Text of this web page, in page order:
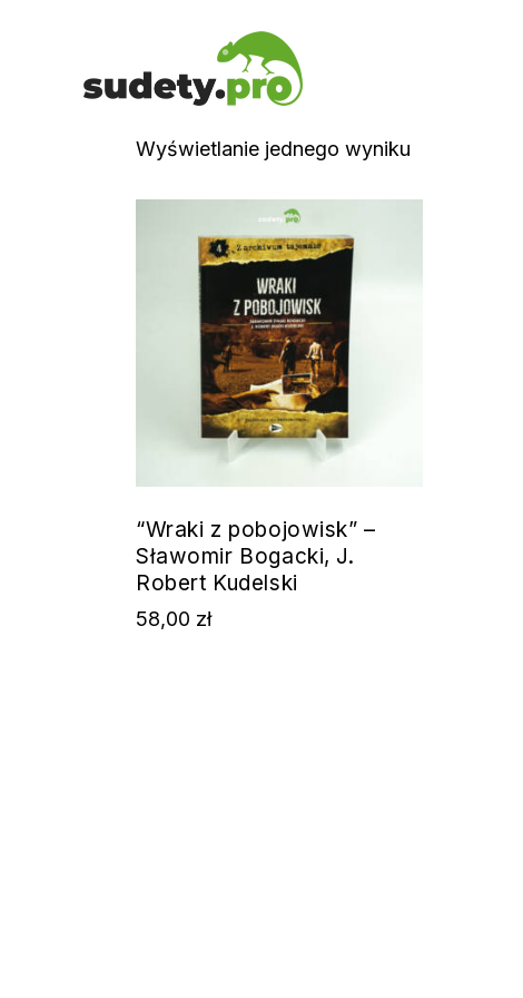
Wyświetlanie jednego wyniku
“Wraki z pobojowisk” –
Sławomir Bogacki, J.
Robert Kudelski
58,00 zł